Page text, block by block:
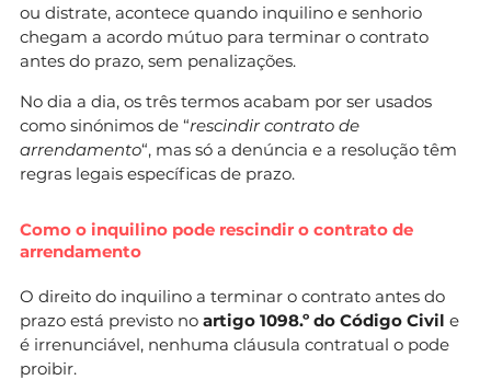
ou distrate, acontece quando inquilino e senhorio
chegam a acordo mútuo para terminar o contrato
antes do prazo, sem penalizações.
No dia a dia, os três termos acabam por ser usados
como sinónimos de “rescindir contrato de
arrendamento“, mas só a denúncia e a resolução têm
regras legais específicas de prazo.
Como o inquilino pode rescindir o contrato de
arrendamento
O direito do inquilino a terminar o contrato antes do
prazo está previsto no artigo 1098.º do Código Civil e
é irrenunciável, nenhuma cláusula contratual o pode
proibir.